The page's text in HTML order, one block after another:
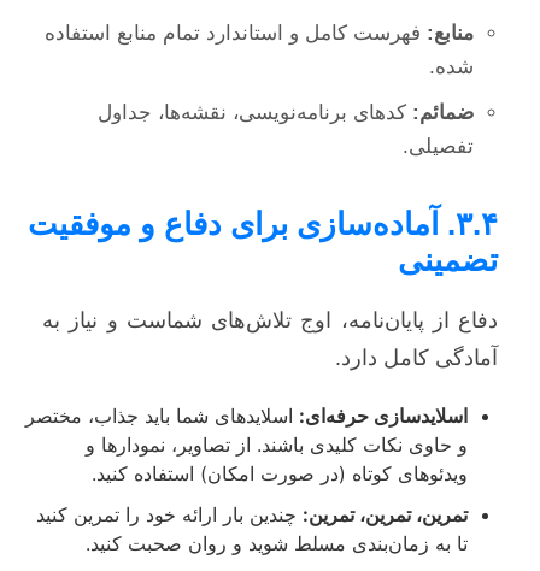
منابع: فهرست کامل و استاندارد تمام منابع استفاده
شده.
ضمائم: کدهای برنامه‌نویسی، نقشه‌ها، جداول
تفصیلی.
۳.۴. آماده‌سازی برای دفاع و موفقیت
تضمینی
دفاع از پایان‌نامه، اوج تلاش‌های شماست و نیاز به
آمادگی کامل دارد.
اسلایدسازی حرفه‌ای: اسلایدهای شما باید جذاب، مختصر
و حاوی نکات کلیدی باشند. از تصاویر، نمودارها و
ویدئوهای کوتاه (در صورت امکان) استفاده کنید.
تمرین، تمرین، تمرین: چندین بار ارائه خود را تمرین کنید
تا به زمان‌بندی مسلط شوید و روان صحبت کنید.